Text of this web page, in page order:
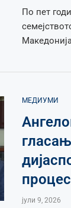
По пет
МЕДИУМИ
процес
јули 9, 2026